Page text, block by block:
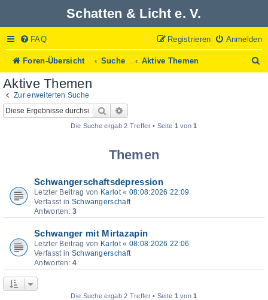
Schatten & Licht e. V.
FAQ Anmelden
Registrieren
Foren-Übersicht Suche Aktive Themen
u
Aktive Themen
Zur erweiterten Suche
Suche
Die Suche ergab 2 Treffer • Seite 1von1
Themen
Schwangerschaftsdepression
Letzter Beitrag von Karlot« 08:08:2026 22:09
Verfasst in Schwangerschaft
Antworten:3
Schwanger mit Mirtazapin
Letzter Beitrag von Karlot« 08:08:2026 22:06
Verfasst in Schwangerschaft
Antworten:4
Die Suche ergab 2 Treffer • Seite 1 von1